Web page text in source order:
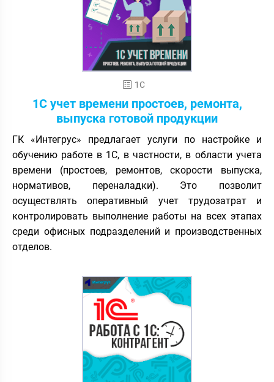
1С
1С учет времени простоев, ремонта,
выпуска готовой продукции
ГК «Интегрус» предлагает услуги по настройке и
обучению работе в 1С, в частности, в области учета
времени (простоев, ремонтов, скорости выпуска,
нормативов, переналадки). Это позволит
осуществлять оперативный учет трудозатрат и
контролировать выполнение работы на всех этапах
среди офисных подразделений и производственных
отделов.